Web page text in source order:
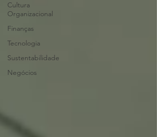
Cultura
Organizacional
Finanças
Tecnologia
Sustentabilidade
Negócios